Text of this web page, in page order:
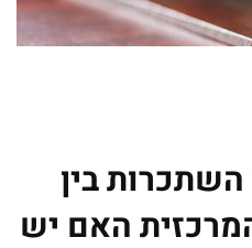
בין
האם יש